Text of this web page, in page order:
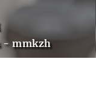
- mmkzh